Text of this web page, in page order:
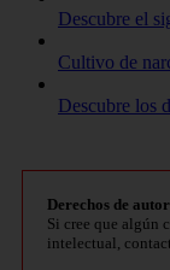
Descubre el
Cultivo de
Descubre los
Derechos de autor
Si cree que algún
intelectual,